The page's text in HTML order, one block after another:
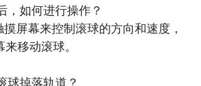
礼包和下载你还等什么
，如何进行操作？
移动滚球。
球掉落轨道？